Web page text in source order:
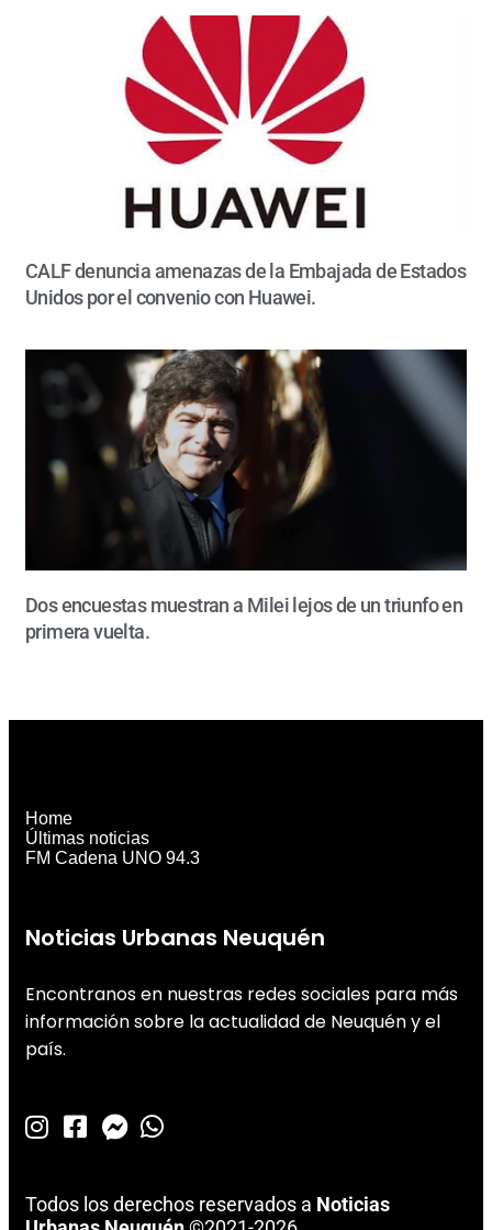
CALF denuncia amenazas de la Embajada de Estados
Unidos por el convenio con Huawei.
Dos encuestas muestran a Milei lejos de un triunfo en
primera vuelta.
Noticias Urbanas Neuquén
Encontranos en nuestras redes sociales para más
información sobre la actualidad de Neuquén y el
país.
Todos los derechos reservados a Noticias
Home
Últimas noticias
FM Cadena UNO 94.3